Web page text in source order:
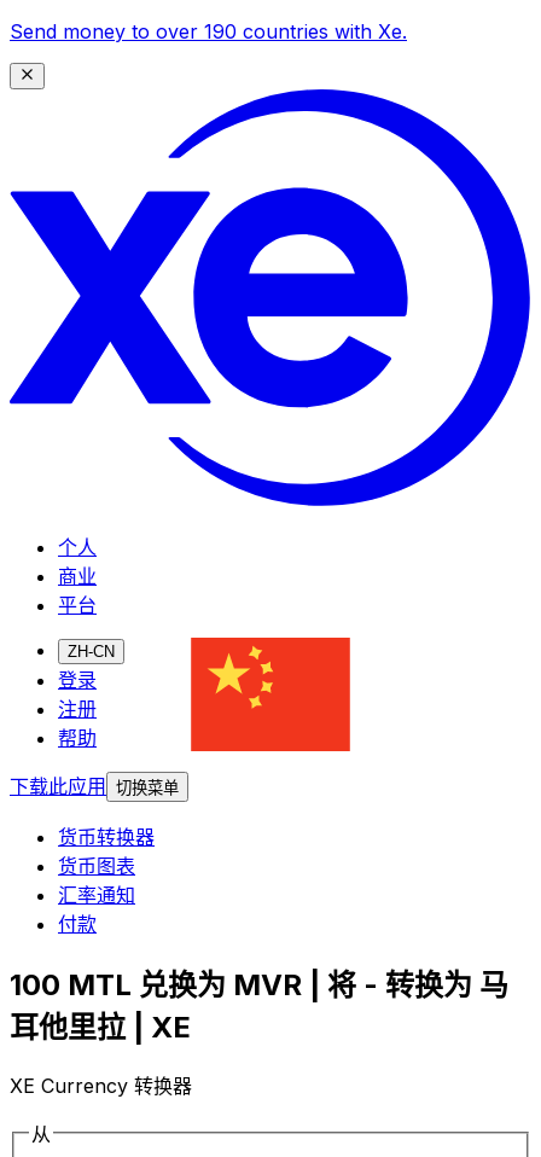
Send money to over 190 countries with Xe.
个人
商业
平台
ZH-CN
登录
注册
帮助
下载此应用
切换菜单
货币转换器
货币图表
汇率通知
付款
100 MTL 兑换为 MVR | 将 - 转换为 马
耳他里拉 | XE
XE Currency 转换器
从